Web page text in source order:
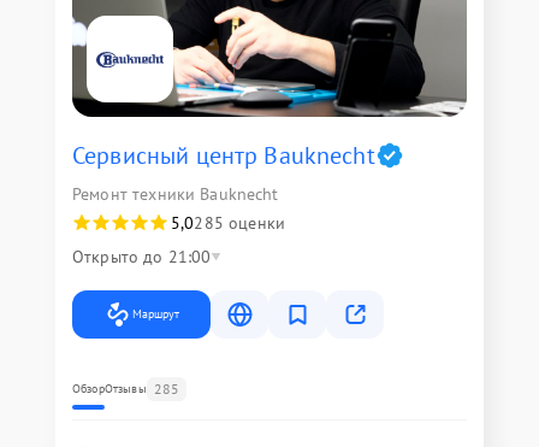
Сервисный центр Bauknecht
Ремонт техники Bauknecht
5,0285 оценки
Открыто до 21:00
Маршрут
ОбзорОтзывы 285